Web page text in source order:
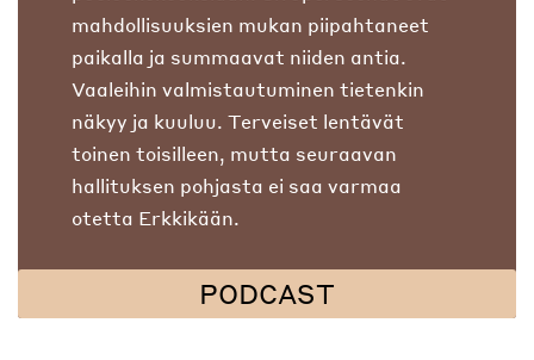
mahdollisuuksien mukan piipahtaneet
paikalla ja summaavat niiden antia.
Vaaleihin valmistautuminen tietenkin
näkyy ja kuuluu. Terveiset lentävät
toinen toisilleen, mutta seuraavan
hallituksen pohjasta ei saa varmaa
otetta Erkkikään.
PODCAST